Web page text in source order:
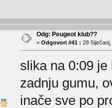
Odg: Peugeot klub??
« Odgovori #41 : 28
slika na 0:09
zadnju gumu,
inače sve po